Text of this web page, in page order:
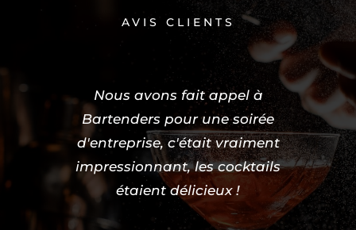
AVIS CLIENTS
Nous avons fait appel à
Bartenders pour une soirée
d'entreprise, c'était vraiment
impressionnant, les cocktails
étaient délicieux !